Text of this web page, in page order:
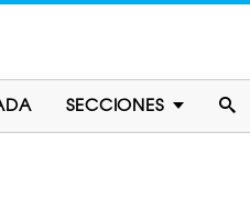
SECCIONES